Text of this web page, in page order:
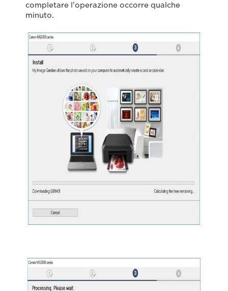
completare l'operazione occorre qualche
minuto.